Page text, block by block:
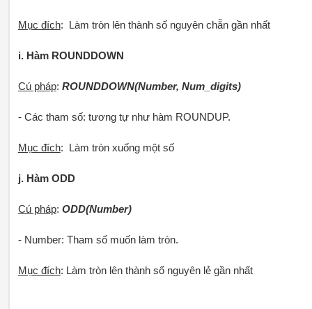
Mục đích: Làm tròn lên thành số nguyên chẵn gần nhất
i. Hàm ROUNDDOWN
Cú pháp: ROUNDDOWN(Number, Num_digits)
- Các tham số: tương tự như hàm ROUNDUP.
Mục đích: Làm tròn xuống một số
j. Hàm ODD
Cú pháp: ODD(Number)
- Number: Tham số muốn làm tròn.
Mục đích: Làm tròn lên thành số nguyên lẻ gần nhất